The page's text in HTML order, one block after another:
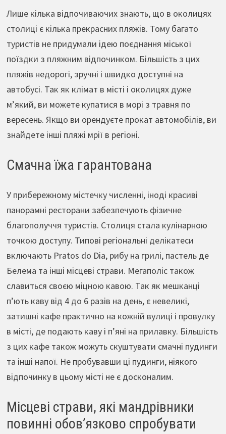
Лише кілька відпочиваючих знають, що в околицях
столиці є кілька прекрасних пляжів. Тому багато
туристів не придумали ідею поєднання міської
поїздки з пляжним відпочинком. Більшість з цих
пляжів недорогі, зручні і швидко доступні на
автобусі. Так як клімат в місті і околицях дуже
м’який, ви можете купатися в морі з травня по
вересень. Якщо ви орендуєте прокат автомобілів, ви
знайдете інші пляжі мрії в регіоні.
Смачна їжа гарантована
У прибережному містечку численні, іноді красиві
панорамні ресторани забезпечують фізичне
благополуччя туристів. Столиця стала кулінарною
точкою доступу. Типові регіональні делікатеси
включають Pratos do Dia, рибу на грилі, пастель де
Белема та інші місцеві страви. Мегаполіс також
славиться своєю міцною кавою. Так як мешканці
п’ють каву від 4 до 6 разів на день, є невеликі,
затишні кафе практично на кожній вулиці і провулку
в місті, де подають каву і п’яні на прилавку. Більшість
з цих кафе також можуть скуштувати смачні пудинги
та інші напої. Не пробувавши ці пудинги, ніякого
відпочинку в цьому місті не є досконалим.
Місцеві страви, які мандрівники
повинні обов’язково спробувати